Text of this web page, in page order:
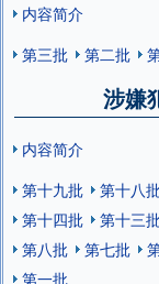
内容简介
第三批
第二批
涉嫌
内容简介
第十九批
第十八
第十四批
第十三
第八批
第七批
第一批